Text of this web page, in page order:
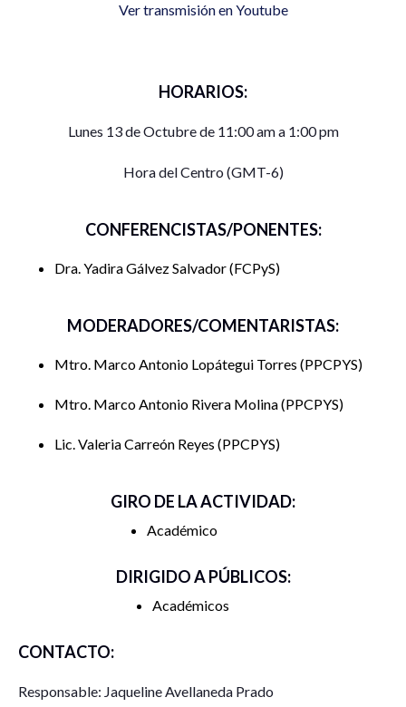
Ver transmisión en Youtube
HORARIOS:
Lunes 13 de Octubre de 11:00 am a 1:00 pm
Hora del Centro (GMT-6)
CONFERENCISTAS/PONENTES:
Dra. Yadira Gálvez Salvador FCPyS
MODERADORES/COMENTARISTAS:
Mtro. Marco Antonio Lopátegui Torres PPCPYS
Mtro. Marco Antonio Rivera Molina PPCPYS
Lic. Valeria Carreón Reyes PPCPYS
GIRO DE LA ACTIVIDAD:
Académico
DIRIGIDO A PÚBLICOS:
Académicos
CONTACTO:
Responsable: Jaqueline Avellaneda Prado